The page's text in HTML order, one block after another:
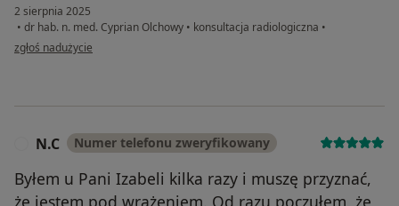
2 sierpnia 2025
• dr hab. n. med. Cyprian Olchowy • konsultacja radiologiczna •
w opinii użytkownika Ginio
zgłoś nadużycie
N.C Numer telefonu zweryfikowany
Byłem u Pani Izabeli kilka razy i muszę przyznać,
że jestem pod wrażeniem. Od razu poczułem, że